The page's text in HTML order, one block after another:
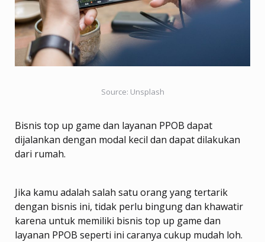
Source: Unsplash
Bisnis top up game dan layanan PPOB dapat
dijalankan dengan modal kecil dan dapat dilakukan
dari rumah.
Jika kamu adalah salah satu orang yang tertarik
dengan bisnis ini, tidak perlu bingung dan khawatir
karena untuk memiliki bisnis top up game dan
layanan PPOB seperti ini caranya cukup mudah loh.